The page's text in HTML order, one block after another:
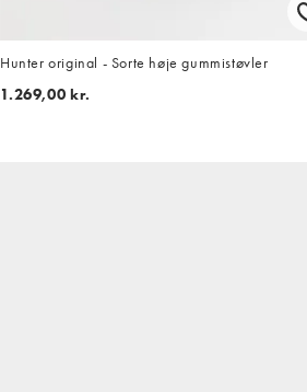
Hunter original - Sorte høje gummistøvler
1.269,00 kr.